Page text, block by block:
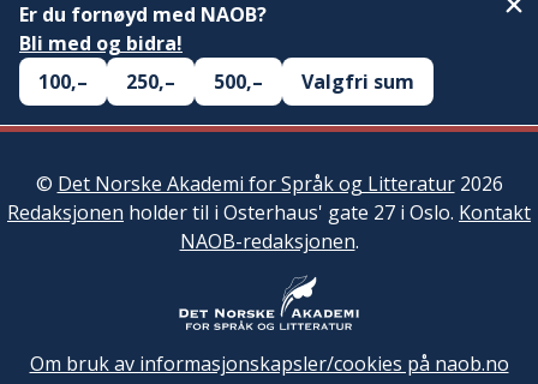
Er du fornøyd med NAOB?
Bli med og bidra!
100,–
250,– 500,– Valgfri sum
© Det Norske Akademi for Språk og Litteratur2026
Redaksjonen holder til i Osterhaus' gate 27 i Oslo. Kontakt
NAOB-redaksjonen.
Om bruk av informasjonskapsler/cookies på naob.no